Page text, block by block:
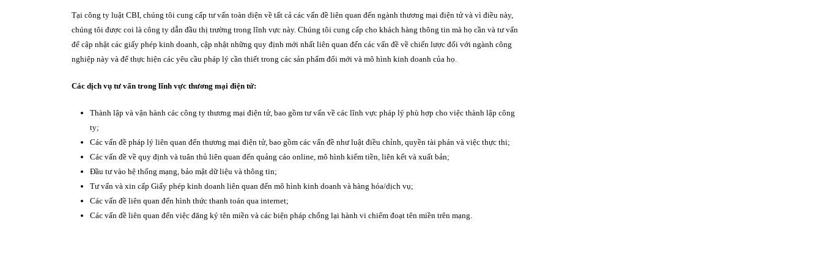
Tại công ty luật CBI, chúng tôi cung cấp tư vấn toàn diện về tất cả các vấn đề liên quan đến ngành thương mại điện tử và vì điều này,
chúng tôi được coi là công ty dẫn đầu thị trường trong lĩnh vực này. Chúng tôi cung cấp cho khách hàng thông tin mà họ cần và tư vấn
để cập nhật các giấy phép kinh doanh, cập nhật những quy định mới nhất liên quan đến các vấn đề về chiến lược đối với ngành công
nghiệp này và để thực hiện các yêu cầu pháp lý cần thiết trong các sản phẩm đổi mới và mô hình kinh doanh của họ.
Các dịch vụ tư vấn trong lĩnh vực thương mại điện tử:
Thành lập và vận hành các công ty thương mại điện tử, bao gồm tư vấn về các lĩnh vực pháp lý phù hợp cho việc thành lập công
ty;
Các vấn đề pháp lý liên quan đến thương mại điện tử, bao gồm các vấn đề như luật điều chỉnh, quyền tài phán và việc thực thi;
Các vấn đề về quy định và tuân thủ liên quan đến quảng cáo online, mô hình kiếm tiền, liên kết và xuất bản;
Đầu tư vào hệ thống mạng, bảo mật dữ liệu và thông tin;
Tư vấn và xin cấp Giấy phép kinh doanh liên quan đến mô hình kinh doanh và hàng hóa/dịch vụ;
Các vấn đề liên quan đến hình thức thanh toán qua internet;
Các vấn đề liên quan đến việc đăng ký tên miền và các biện pháp chống lại hành vi chiếm đoạt tên miền trên mạng.